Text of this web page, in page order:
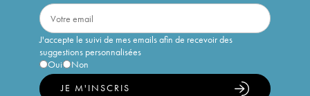
J'accepte le suivi de mes emails afin de recevoir des
suggestions personnalisées
Oui
Non
JE M'INSCRIS